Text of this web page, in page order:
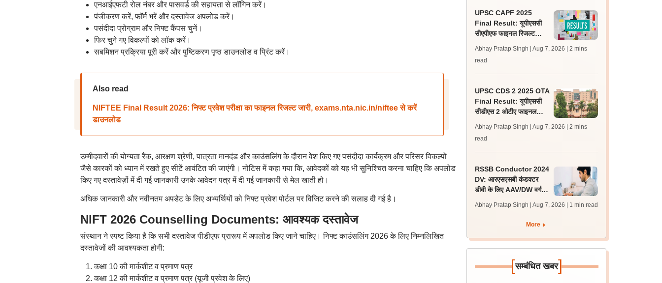
एनआईएफटी रोल नंबर और पासवर्ड की सहायता से लॉगिन करें।
पंजीकरण करें, फॉर्म भरें और दस्तावेज अपलोड करें।
पसंदीदा प्रोग्राम और निफ्ट कैंपस चुनें।
फिर चुने गए विकल्पों को लॉक करें।
सबमिशन प्रक्रिया पूरी करें और पुष्टिकरण पृष्ठ डाउनलोड व प्रिंट करें।
Also read
NIFTEE Final Result 2026: निफ्ट प्रवेश परीक्षा का फाइनल रिजल्ट जारी, exams.nta.nic.in/niftee से करें
डाउनलोड
उम्मीदवारों की योग्यता रैंक, आरक्षण श्रेणी, पात्रता मानदंड और काउंसलिंग के दौरान वेश किए गए पसंदीदा कार्यक्रम और परिसर विकल्पों
जैसे कारकों को ध्यान में रखते हुए सीटें आवंटित की जाएंगी। नोटिस में कहा गया कि, आवेदकों को यह भी सुनिश्चित करना चाहिए कि अपलोड
किए गए दस्तावेज़ों में दी गई जानकारी उनके आवेदन पत्र में दी गई जानकारी से मेल खाती हो।
अधिक जानकारी और नवीनतम अपडेट के लिए अभ्यर्थियों को निफ्ट प्रवेश पोर्टल पर विजिट करने की सलाह दी गई है।
NIFT 2026 Counselling Documents: आवश्यक दस्तावेज
संस्थान ने स्पष्ट किया है कि सभी दस्तावेज पीडीएफ प्रारूप में अपलोड किए जाने चाहिए। निफ्ट काउंसलिंग 2026 के लिए निम्नलिखित
दस्तावेजों की आवश्यकता होगी:
कक्षा 10 की मार्कशीट व प्रमाण पत्र
कक्षा 12 की मार्कशीट व प्रमाण पत्र (यूजी प्रवेश के लिए)
UPSC CAPF 2025
Final Result: यूपीएससी
सीएपीएफ फाइनल रिजल्ट
350 अभ्यर्थी चयनित
Abhay Pratap Singh | Aug 7, 2026
| 2 mins
read
UPSC CDS 2 2025 OTA
Final Result: यूपीएससी
सीडीएस 2 ओटीए फाइनल
जारी, 483 कैंडिडेट चयनित
Abhay Pratap Singh | Aug 7, 2026
| 2 mins
read
RSSB Conductor 2024
DV: आरएसएसबी कंडक्टर
डीवी के लिए AAV/DW वर्ग के
शॉर्टलिस्ट
Abhay Pratap Singh | Aug 7, 2026 | 1 min read
More
[सम्बंधित खबर]